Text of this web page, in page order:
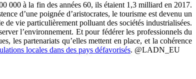
000 à la fin des années 60, ils étaient 1,3 milliard en 2017.
d’une poignée d’aristocrates, le tourisme est devenu un
vie particulièrement polluant des sociétés industrialisées.
l’environnement. Et pour fédérer les professionnels du
les partenariats qu’elles mettent en place, et la cohérence
locales dans des pays défavorisés. @LADN_EU